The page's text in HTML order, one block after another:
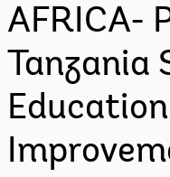
AFRICA-
Tanzania